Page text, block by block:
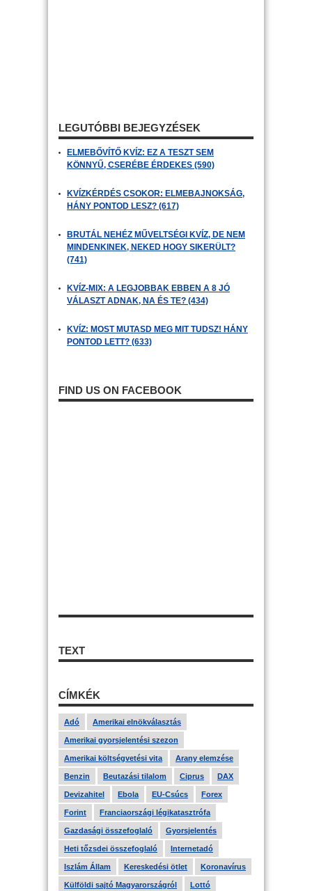
LEGUTÓBBI BEJEGYZÉSEK
ELMEBŐVÍTŐ KVÍZ: EZ A TESZT SEM
KÖNNYŰ, CSERÉBE ÉRDEKES (590)
KVÍZKÉRDÉS CSOKOR: ELMEBAJNOKSÁG,
HÁNY PONTOD LESZ? (617)
BRUTÁL NEHÉZ MŰVELTSÉGI KVÍZ, DE NEM
MINDENKINEK, NEKED HOGY SIKERÜLT?
(741)
KVÍZ-MIX: A LEGJOBBAK EBBEN A 8 JÓ
VÁLASZT ADNAK, NA ÉS TE? (434)
KVÍZ: MOST MUTASD MEG MIT TUDSZ! HÁNY
PONTOD LETT? (633)
FIND US ON FACEBOOK
TEXT
CÍMKÉK
Adó Amerikai elnökválasztás
Amerikai gyorsjelentési szezon
Amerikai költségvetési vita Arany elemzése
Benzin Beutazási tilalom Ciprus DAX
Devizahitel Ebola EU-Csúcs Forex
Forint Franciaországi légikatasztrófa
Gazdasági összefoglaló Gyorsjelentés
Heti tőzsdei összefoglaló Internetadó
Iszlám Állam Kereskedési ötlet Koronavírus
Külföldi sajtó Magyarországról Lottó